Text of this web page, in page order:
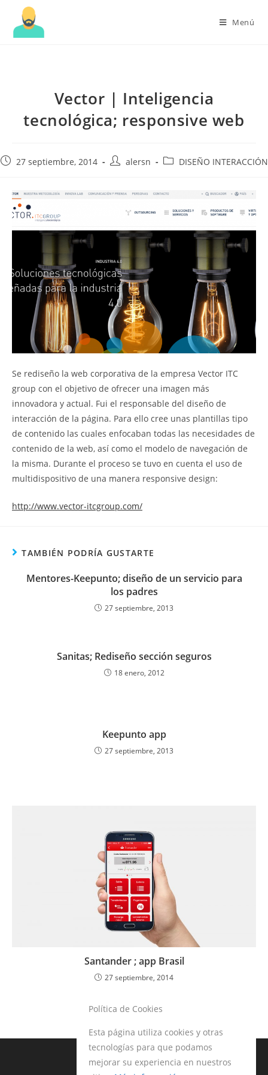
Menú
Vector | Inteligencia
tecnológica; responsive web
Publicación
entrada:
27 septiembre, 2014
Autor
entrada:
alersn
Categoría
entrada:
DISEÑO INTERACCIÓN
Se rediseño la web corporativa de la empresa Vector ITC
group con el objetivo de ofrecer una imagen más
innovadora y actual. Fui el responsable del diseño de
interacción de la página. Para ello cree unas plantillas tipo
de contenido las cuales enfocaban todas las necesidades de
contenido de la web, así como el modelo de navegación de
la misma. Durante el proceso se tuvo en cuenta el uso de
multidispositivo de una manera responsive design:
http://www.vector-itcgroup.com/
TAMBIÉN PODRÍA GUSTARTE
Mentores-Keepunto; diseño de un servicio para
los padres
27 septiembre, 2013
Sanitas; Rediseño sección seguros
18 enero, 2012
Keepunto app
27 septiembre, 2013
Santander ; app Brasil
27 septiembre, 2014
Política de Cookies
Esta página utiliza cookies y otras
tecnologías para que podamos
mejorar su experiencia en nuestros